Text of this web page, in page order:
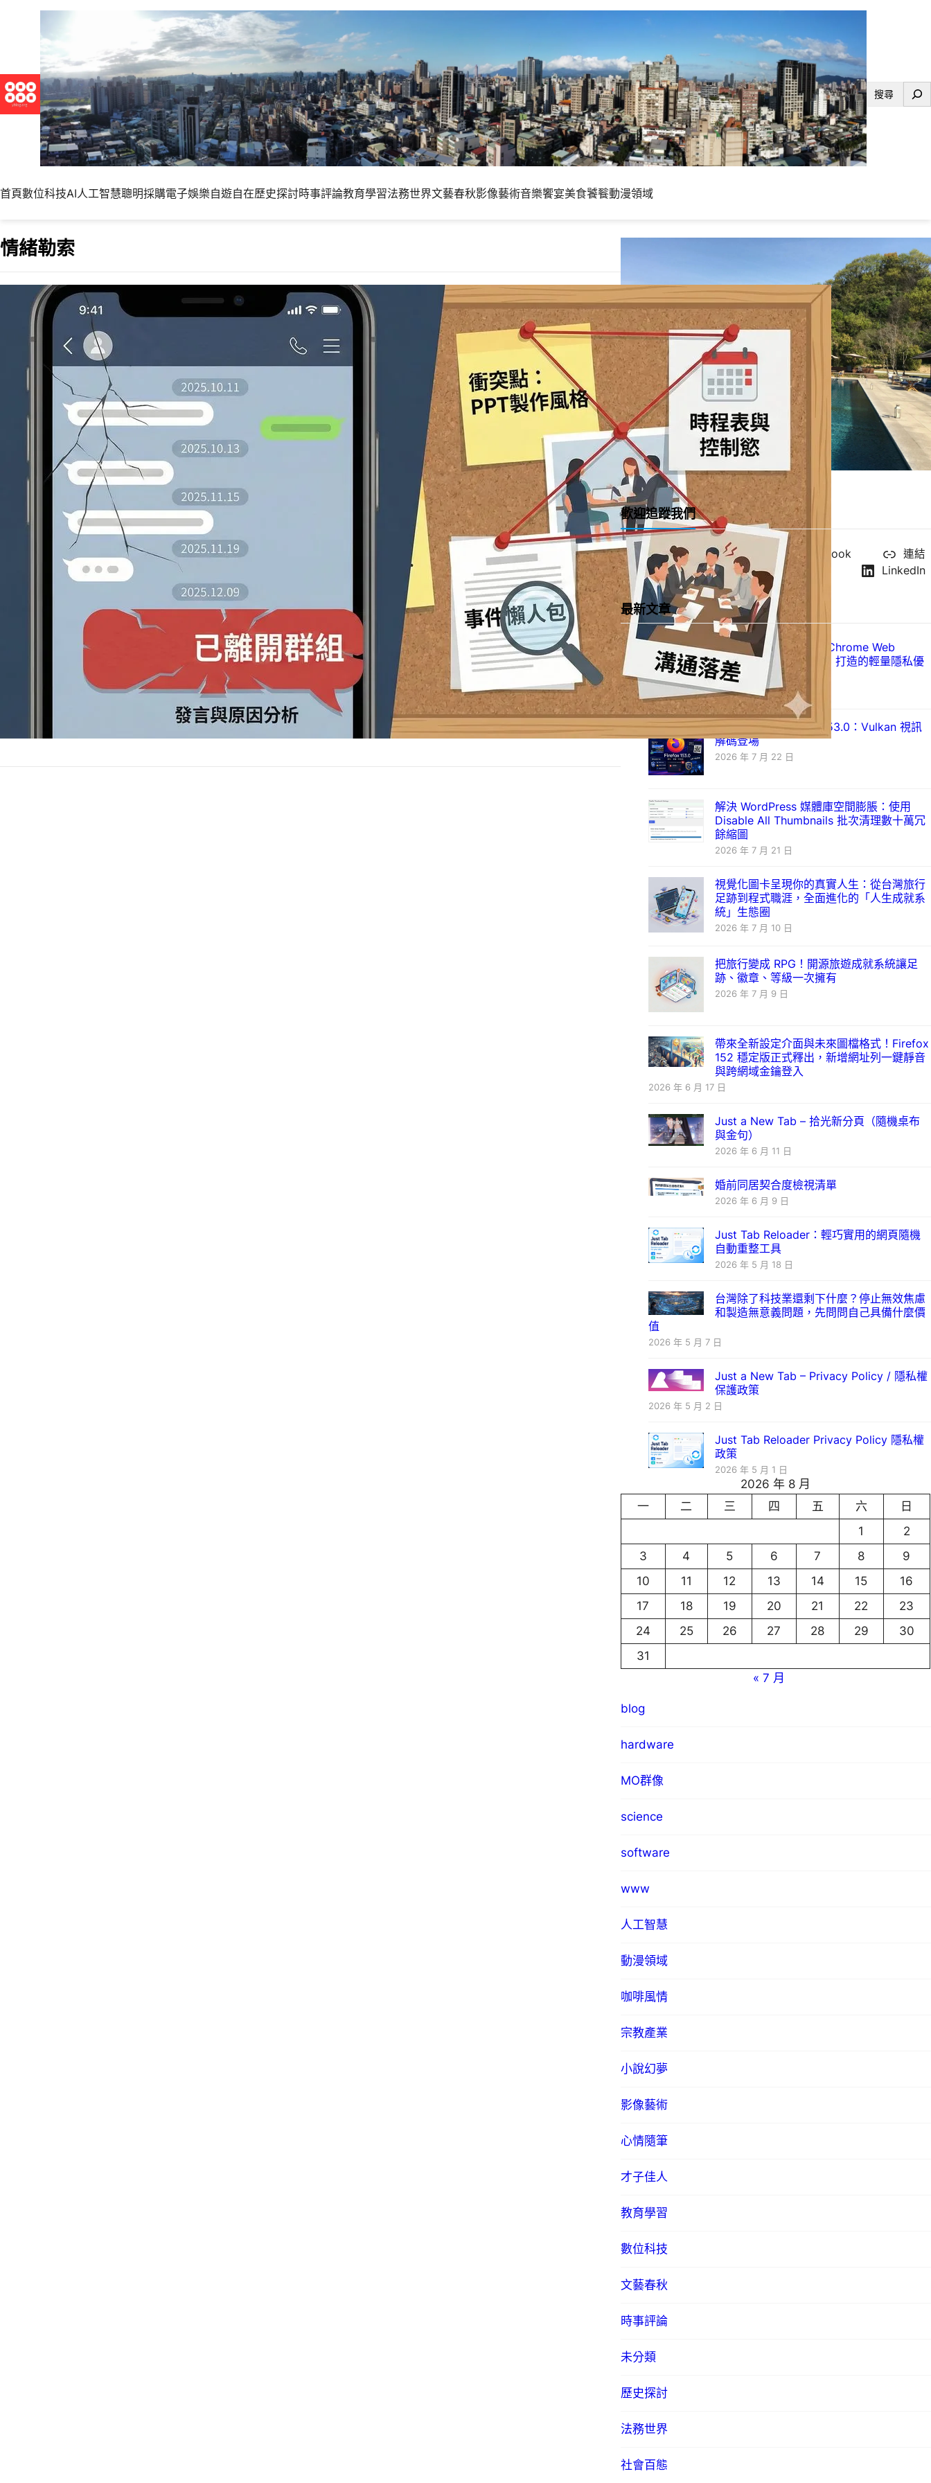
搜
首頁數位科技AI人工智慧聰明採購電子娛樂自遊自在歷史探討時事評論教育學習法務世界文藝春秋影像藝術音樂饗宴美食饕餮動漫領域
情緒勒索
分組報告如果碰到神奇的長輩會是怎樣的情形呢?
永遠的真田幸村2025 年 12 月 9 日
我還滿喜歡觀察人類的行為，大概在各個公司、組織與群體，還有學校中，都會有很
多很值得省思的小故事，以下是我親身親…
一直很喜歡的緞帶教堂 Ribbon Chapel
歡迎追蹤我們
X YouTube Facebook
連結
Instagram
LinkedIn
最新文章
Just Ad Blocker 上架 Chrome Web
Store：以 Manifest V3 打造的輕量隱私優
先廣告攔截器
2026 年 7 月 28 日
Mozilla 發布 Firefox 153.0：Vulkan 視訊
解碼登場
2026 年 7 月 22 日
解決 WordPress 媒體庫空間膨脹：使用
Disable All Thumbnails 批次清理數十萬冗
餘縮圖
2026 年 7 月 21 日
視覺化圖卡呈現你的真實人生：從台灣旅行
足跡到程式職涯，全面進化的「人生成就系
統」生態圈
2026 年 7 月 10 日
把旅行變成 RPG！開源旅遊成就系統讓足
跡、徽章、等級一次擁有
2026 年 7 月 9 日
帶來全新設定介面與未來圖檔格式！Firefox
152 穩定版正式釋出，新增網址列一鍵靜音
與跨網域金鑰登入
2026 年 6 月 17 日
Just a New Tab – 拾光新分頁（隨機桌布
與金句）
2026 年 6 月 11 日
婚前同居契合度檢視清單
2026 年 6 月 9 日
Just Tab Reloader：輕巧實用的網頁隨機
自動重整工具
2026 年 5 月 18 日
台灣除了科技業還剩下什麼？停止無效焦慮
和製造無意義問題，先問問自己具備什麼價
值
2026 年 5 月 7 日
Just a New Tab – Privacy Policy / 隱私權
保護政策
2026 年 5 月 2 日
Just Tab Reloader Privacy Policy 隱私權
政策
2026 年 5 月 1 日
2026 年 8 月
一
二 三 四 五 六
日
1
2
3
4 5 6 7 8
9
10
11 12 13 14 15
16
17
18 19 20 21 22
23
24
25 26 27 28 29
30
31
« 7 月
blog
hardware
MO群像
science
software
www
人工智慧
動漫領域
咖啡風情
宗教產業
小說幻夢
影像藝術
心情隨筆
才子佳人
教育學習
數位科技
文藝春秋
時事評論
未分類
歷史探討
法務世界
社會百態